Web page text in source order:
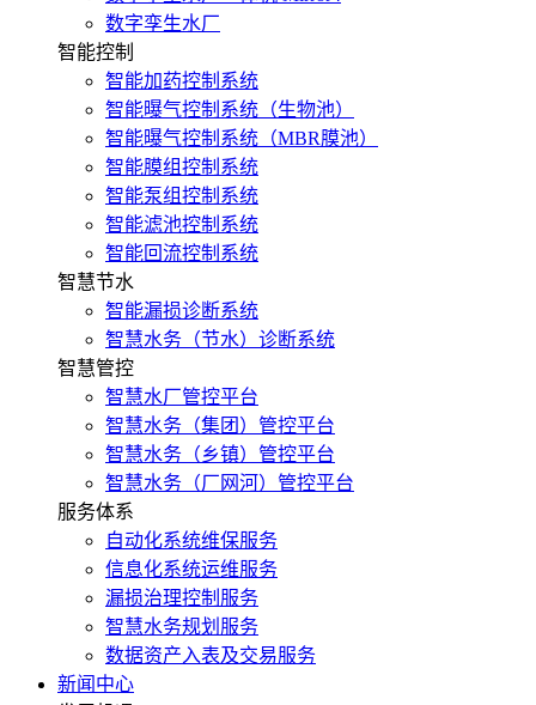
数字孪生水厂
智能控制
智能加药控制系统
智能曝气控制系统（生物池）
智能曝气控制系统（MBR膜池）
智能膜组控制系统
智能泵组控制系统
智能滤池控制系统
智能回流控制系统
智慧节水
智能漏损诊断系统
智慧水务（节水）诊断系统
智慧管控
智慧水厂管控平台
智慧水务（集团）管控平台
智慧水务（乡镇）管控平台
智慧水务（厂网河）管控平台
服务体系
自动化系统维保服务
信息化系统运维服务
漏损治理控制服务
智慧水务规划服务
数据资产入表及交易服务
新闻中心